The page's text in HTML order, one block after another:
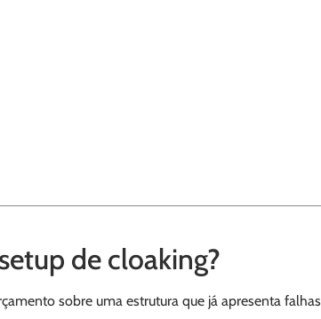
de cloaking?
sobre uma estrutura que já apresenta falhas